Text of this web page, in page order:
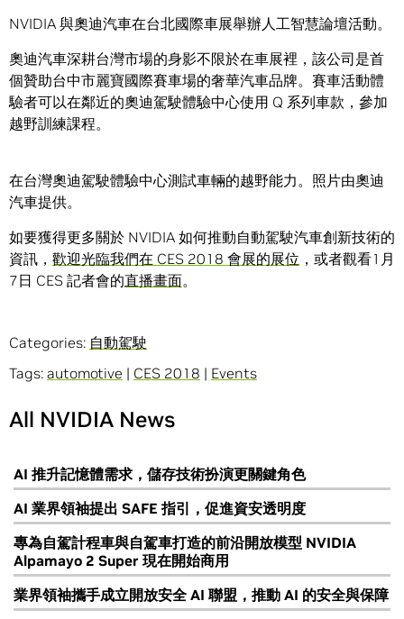
NVIDIA 與奧迪汽車在台北國際車展舉辦人工智慧論壇活動。
奧迪汽車深耕台灣市場的身影不限於在車展裡，該公司是首
個贊助台中市麗寶國際賽車場的奢華汽車品牌。賽車活動體
驗者可以在鄰近的奧迪駕駛體驗中心使用 Q 系列車款，參加
越野訓練課程。
在台灣奧迪駕駛體驗中心測試車輛的越野能力。照片由奧迪
汽車提供。
如要獲得更多關於 NVIDIA 如何推動自動駕駛汽車創新技術的
資訊， 歡迎光臨我們在 CES 2018 會展的展位 ，或者觀看1月
7日 CES 記者會的直播畫面。
Categories: 自動駕駛
Tags: automotive | CES 2018 | Events
All NVIDIA News
AI 推升記憶體需求，儲存技術扮演更關鍵角色
AI 業界領袖提出 SAFE 指引，促進資安透明度
專為自駕計程車與自駕車打造的前沿開放模型 NVIDIA
Alpamayo 2 Super 現在開始商用
業界領袖攜手成立開放安全 AI 聯盟，推動 AI 的安全與保障